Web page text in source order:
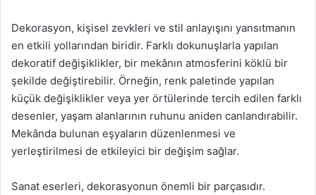
Dekorasyon, kişisel zevkleri ve stil anlayışını yansıtmanın
en etkili yollarından biridir. Farklı dokunuşlarla yapılan
dekoratif değişiklikler, bir mekânın atmosferini köklü bir
şekilde değiştirebilir. Örneğin, renk paletinde yapılan
küçük değişiklikler veya yer örtülerinde tercih edilen farklı
desenler, yaşam alanlarının ruhunu aniden canlandırabilir.
Mekânda bulunan eşyaların düzenlenmesi ve
yerleştirilmesi de etkileyici bir değişim sağlar.
Sanat eserleri, dekorasyonun önemli bir parçasıdır.